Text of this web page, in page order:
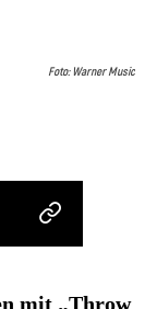
Foto: Warner Music
mit „Throw